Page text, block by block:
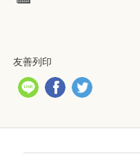
友善列印